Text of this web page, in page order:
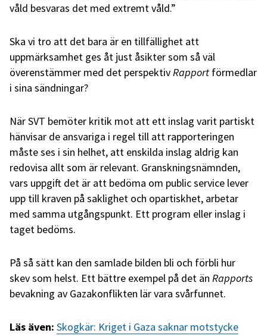
våld besvaras det med extremt våld.”
Ska vi tro att det bara är en tillfällighet att
uppmärksamhet ges åt just åsikter som så väl
överenstämmer med det perspektiv Rapport förmedlar
i sina sändningar?
När SVT bemöter kritik mot att ett inslag varit partiskt
hänvisar de ansvariga i regel till att rapporteringen
måste ses i sin helhet, att enskilda inslag aldrig kan
redovisa allt som är relevant. Granskningsnämnden,
vars uppgift det är att bedöma om public service lever
upp till kraven på saklighet och opartiskhet, arbetar
med samma utgångspunkt. Ett program eller inslag i
taget bedöms.
På så sätt kan den samlade bilden bli och förbli hur
skev som helst. Ett bättre exempel på det än Rapports
bevakning av Gazakonflikten lär vara svårfunnet.
Läs även: Skogkär: Kriget i Gaza saknar motstycke